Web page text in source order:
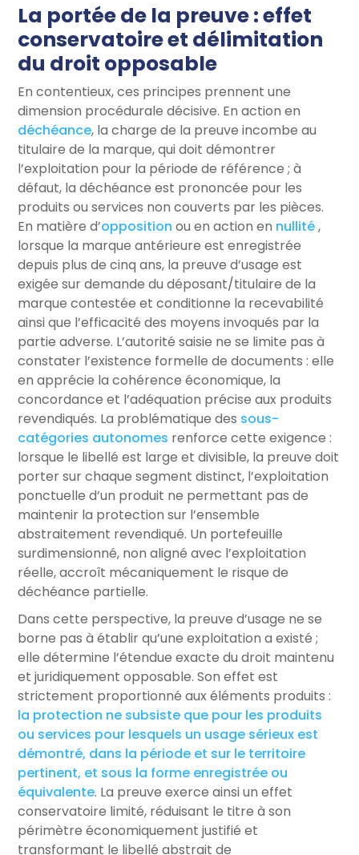
La portée de la preuve : effet
conservatoire et délimitation
du droit opposable
En contentieux, ces principes prennent une
dimension procédurale décisive. En action en
déchéance, la charge de la preuve incombe au
titulaire de la marque, qui doit démontrer
l’exploitation pour la période de référence ; à
défaut, la déchéance est prononcée pour les
produits ou services non couverts par les pièces.
En matière d’opposition ou en action en nullité,
lorsque la marque antérieure est enregistrée
depuis plus de cinq ans, la preuve d’usage est
exigée sur demande du déposant/titulaire de la
marque contestée et conditionne la recevabilité
ainsi que l’efficacité des moyens invoqués par la
partie adverse. L’autorité saisie ne se limite pas à
constater l’existence formelle de documents : elle
en apprécie la cohérence économique, la
concordance et l’adéquation précise aux produits
revendiqués. La problématique des sous-
catégories autonomes renforce cette exigence :
lorsque le libellé est large et divisible, la preuve doit
porter sur chaque segment distinct, l’exploitation
ponctuelle d’un produit ne permettant pas de
maintenir la protection sur l’ensemble
abstraitement revendiqué. Un portefeuille
surdimensionné, non aligné avec l’exploitation
réelle, accroît mécaniquement le risque de
déchéance partielle.
Dans cette perspective, la preuve d’usage ne se
borne pas à établir qu’une exploitation a existé ;
elle détermine l’étendue exacte du droit maintenu
et juridiquement opposable. Son effet est
strictement proportionné aux éléments produits :
la protection ne subsiste que pour les produits
ou services pour lesquels un usage sérieux est
démontré, dans la période et sur le territoire
pertinent, et sous la forme enregistrée ou
équivalente. La preuve exerce ainsi un effet
conservatoire limité, réduisant le titre à son
périmètre économiquement justifié et
transformant le libellé abstrait de